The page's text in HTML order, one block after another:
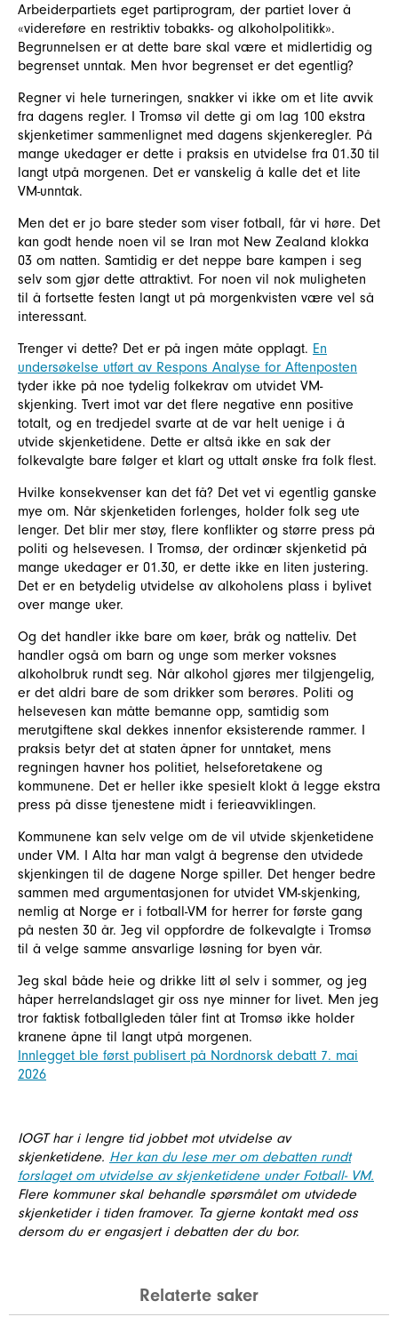
Arbeiderpartiets eget partiprogram, der partiet lover å
«videreføre en restriktiv tobakks- og alkoholpolitikk».
Begrunnelsen er at dette bare skal være et midlertidig og
begrenset unntak. Men hvor begrenset er det egentlig?
Regner vi hele turneringen, snakker vi ikke om et lite avvik
fra dagens regler. I Tromsø vil dette gi om lag 100 ekstra
skjenketimer sammenlignet med dagens skjenkeregler. På
mange ukedager er dette i praksis en utvidelse fra 01.30 til
langt utpå morgenen. Det er vanskelig å kalle det et lite
VM-unntak.
Men det er jo bare steder som viser fotball, får vi høre. Det
kan godt hende noen vil se Iran mot New Zealand klokka
03 om natten. Samtidig er det neppe bare kampen i seg
selv som gjør dette attraktivt. For noen vil nok muligheten
til å fortsette festen langt ut på morgenkvisten være vel så
interessant.
Trenger vi dette? Det er på ingen måte opplagt. En
undersøkelse utført av Respons Analyse for Aftenposten
tyder ikke på noe tydelig folkekrav om utvidet VM-
skjenking. Tvert imot var det flere negative enn positive
totalt, og en tredjedel svarte at de var helt uenige i å
utvide skjenketidene. Dette er altså ikke en sak der
folkevalgte bare følger et klart og uttalt ønske fra folk flest.
Hvilke konsekvenser kan det få? Det vet vi egentlig ganske
mye om. Når skjenketiden forlenges, holder folk seg ute
lenger. Det blir mer støy, flere konflikter og større press på
politi og helsevesen. I Tromsø, der ordinær skjenketid på
mange ukedager er 01.30, er dette ikke en liten justering.
Det er en betydelig utvidelse av alkoholens plass i bylivet
over mange uker.
Og det handler ikke bare om køer, bråk og natteliv. Det
handler også om barn og unge som merker voksnes
alkoholbruk rundt seg. Når alkohol gjøres mer tilgjengelig,
er det aldri bare de som drikker som berøres. Politi og
helsevesen kan måtte bemanne opp, samtidig som
merutgiftene skal dekkes innenfor eksisterende rammer. I
praksis betyr det at staten åpner for unntaket, mens
regningen havner hos politiet, helseforetakene og
kommunene. Det er heller ikke spesielt klokt å legge ekstra
press på disse tjenestene midt i ferieavviklingen.
Kommunene kan selv velge om de vil utvide skjenketidene
under VM. I Alta har man valgt å begrense den utvidede
skjenkingen til de dagene Norge spiller. Det henger bedre
sammen med argumentasjonen for utvidet VM-skjenking,
nemlig at Norge er i fotball-VM for herrer for første gang
på nesten 30 år. Jeg vil oppfordre de folkevalgte i Tromsø
til å velge samme ansvarlige løsning for byen vår.
Jeg skal både heie og drikke litt øl selv i sommer, og jeg
håper herrelandslaget gir oss nye minner for livet. Men jeg
tror faktisk fotballgleden tåler fint at Tromsø ikke holder
kranene åpne til langt utpå morgenen.
Innlegget ble først publisert på Nordnorsk debatt 7. mai
2026
IOGT har i lengre tid jobbet mot utvidelse av
skjenketidene. Her kan du lese mer om debatten rundt
forslaget om utvidelse av skjenketidene under Fotball- VM.
Flere kommuner skal behandle spørsmålet om utvidede
skjenketider i tiden framover. Ta gjerne kontakt med oss
dersom du er engasjert i debatten der du bor.
Relaterte saker